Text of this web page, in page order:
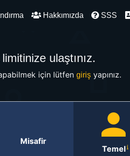
Hakkımızda SSS
ulaştınız.
için lütfen girişyapınız.
Misafir
Temel